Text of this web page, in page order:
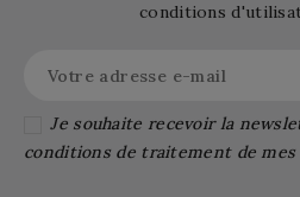
conditions
Je souhaite recevoir la
conditions de traitement de mes